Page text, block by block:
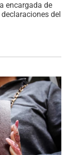
encargada de
del